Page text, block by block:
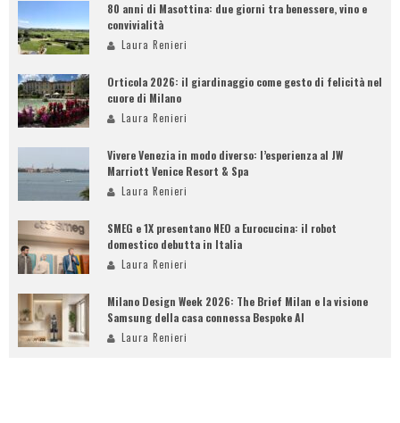
80 anni di Masottina: due giorni tra benessere, vino e
convivialità
Laura Renieri
Orticola 2026: il giardinaggio come gesto di felicità nel
cuore di Milano
Laura Renieri
Vivere Venezia in modo diverso: l’esperienza al JW
Marriott Venice Resort & Spa
Laura Renieri
SMEG e 1X presentano NEO a Eurocucina: il robot
domestico debutta in Italia
Laura Renieri
Milano Design Week 2026: The Brief Milan e la visione
Samsung della casa connessa Bespoke AI
Laura Renieri